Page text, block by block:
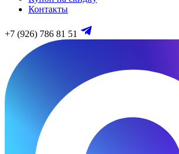
Контакты
+7 (926) 786 81 51